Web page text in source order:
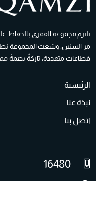
تلتزم مجموعة القمزي بالحفاظ
مر السنين، وسّعت المجموعة
قطاعات متعددة، تاركةً بصمةً
الرئيسية
نبذة عنا
اتصل بنا
16480